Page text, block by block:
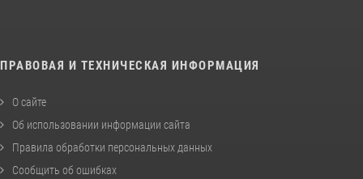
ПРАВОВАЯ И ТЕХНИЧЕСКАЯ ИНФОРМАЦИЯ
О сайте
Об использовании информации сайта
Правила обработки персональных данных
Сообщить об ошибках